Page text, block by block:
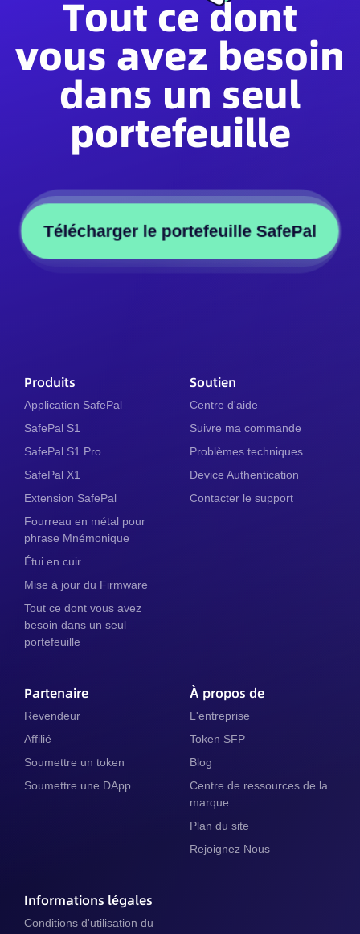
Tout ce dont
vous avez besoin
dans un seul
portefeuille
Télécharger le portefeuille SafePal
Produits
Application SafePal
SafePal S1
SafePal S1 Pro
SafePal X1
Extension SafePal
Fourreau en métal pour
phrase Mnémonique
Étui en cuir
Mise à jour du Firmware
Tout ce dont vous avez
besoin dans un seul
portefeuille
Soutien
Centre d'aide
Suivre ma commande
Problèmes techniques
Device Authentication
Contacter le support
Partenaire
Revendeur
Affilié
Soumettre un token
Soumettre une DApp
À propos de
L'entreprise
Token SFP
Blog
Centre de ressources de la
marque
Plan du site
Rejoignez Nous
Informations légales
Conditions d'utilisation du